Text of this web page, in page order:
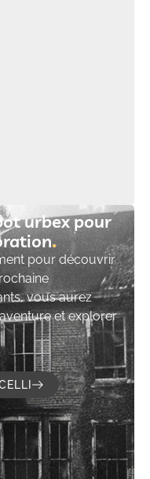
urbex pour
pour découvrir
vous aurez
et explorer